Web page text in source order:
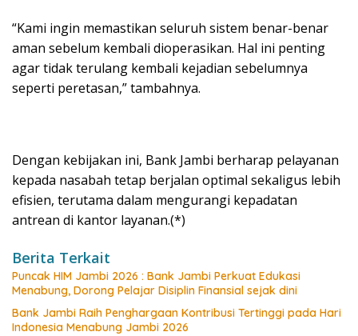
“Kami ingin memastikan seluruh sistem benar-benar
aman sebelum kembali dioperasikan. Hal ini penting
agar tidak terulang kembali kejadian sebelumnya
seperti peretasan,” tambahnya.
Dengan kebijakan ini, Bank Jambi berharap pelayanan
kepada nasabah tetap berjalan optimal sekaligus lebih
efisien, terutama dalam mengurangi kepadatan
antrean di kantor layanan.(*)
Berita Terkait
Puncak HIM Jambi 2026 : Bank Jambi Perkuat Edukasi
Menabung, Dorong Pelajar Disiplin Finansial sejak dini
Bank Jambi Raih Penghargaan Kontribusi Tertinggi pada Hari
Indonesia Menabung Jambi 2026